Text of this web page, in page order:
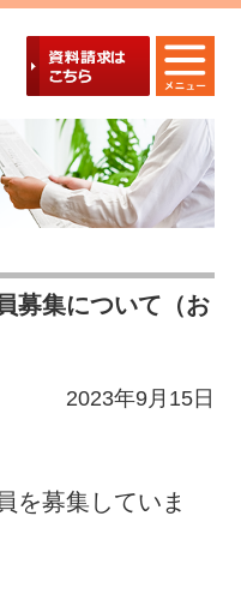
募集について（お
2023年9月15日
を募集していま